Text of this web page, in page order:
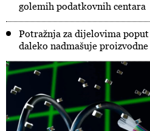
golemih podatkovnih centara
Potražnja za dijelovima
daleko nadmašuje